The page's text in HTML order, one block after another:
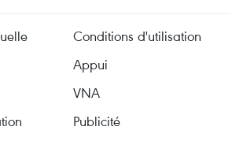
Conditions d'utilisation
Appui
VNA
Publicité